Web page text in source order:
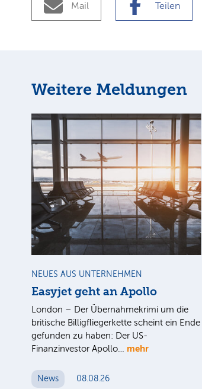
Mail Teilen
Weitere Meldungen
NEUES AUS UNTERNEHMEN
Easyjet geht an Apollo
London – Der Übernahmekrimi um die
britische Billigfliegerkette scheint ein Ende
gefunden zu haben: Der US-
Finanzinvestor Apollo… mehr
News 08.08.26